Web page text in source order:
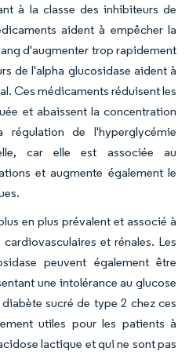
à la classe des inhibiteurs de
aident à empêcher la
d'augmenter trop rapidement
de l'alpha glucosidase aident à
Ces médicaments réduisent les
et abaissent la concentration
régulation de l'hyperglycémie
car elle est associée au
et augmente également le
en plus prévalent et associé à
et rénales. Les
peuvent également être
une intolérance au glucose
sucré de type 2 chez ces
utiles pour les patients à
lactique et qui ne sont pas